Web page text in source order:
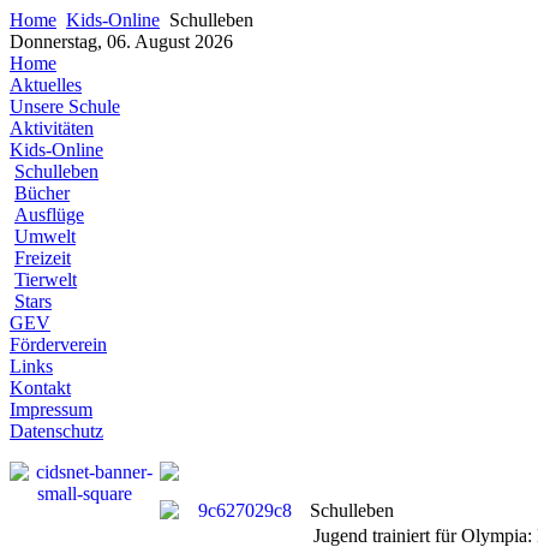
Home Kids-Online Schulleben
Donnerstag, 06. August 2026
Home
Aktuelles
Unsere Schule
Aktivitäten
Kids-Online
Schulleben
Bücher
Ausflüge
Umwelt
Freizeit
Tierwelt
Stars
GEV
Förderverein
Links
Kontakt
Impressum
Datenschutz
Schulleben
Jugend trainiert für Olympia: